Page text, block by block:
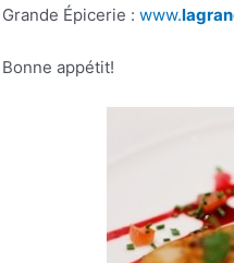
Grande Épicerie :www.
Bonne appétit!